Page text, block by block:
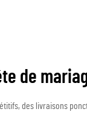
de
des livraisons